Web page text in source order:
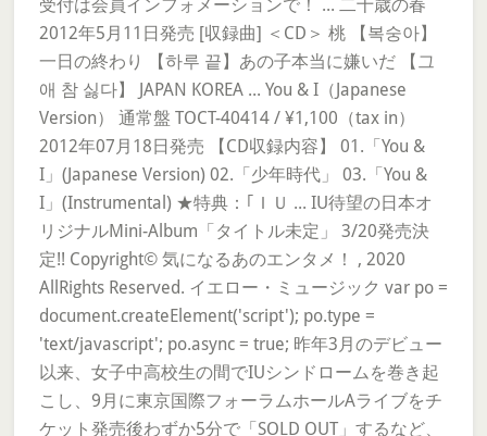
受付は会員インフォメーションで！ ... 二十歳の春
2012年5月11日発売 [収録曲] ＜CD＞ 桃 【복숭아】
一日の終わり 【하루 끝】あの子本当に嫌いだ 【그
애 참 싫다】 JAPAN KOREA ... You & I（Japanese
Version） 通常盤 TOCT-40414 / ¥1,100（tax in）
2012年07月18日発売 【CD収録内容】 01.「You &
I」(Japanese Version) 02.「少年時代」 03.「You &
I」(Instrumental) ★特典：｢ＩＵ ... IU待望の日本オ
リジナルMini-Album「タイトル未定」 3/20発売決
定!! Copyright© 気になるあのエンタメ！ , 2020
AllRights Reserved. イエロー・ミュージック var po =
document.createElement('script'); po.type =
'text/javascript'; po.async = true; 昨年3月のデビュー
以来、女子中高校生の間でIUシンドロームを巻き起
こし、9月に東京国際フォーラムホールAライブをチ
ケット発売後わずか5分で「SOLD OUT」するなど、